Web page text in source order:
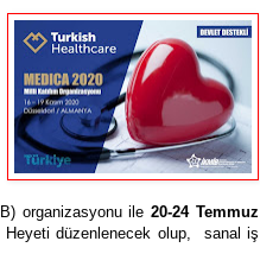
organizasyonu ile20-24 Temmuz
Heyeti düzenlenecek olup, sanal iş